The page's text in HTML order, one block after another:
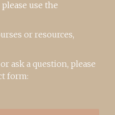
please use the
or resources,
ask a question, please
form: